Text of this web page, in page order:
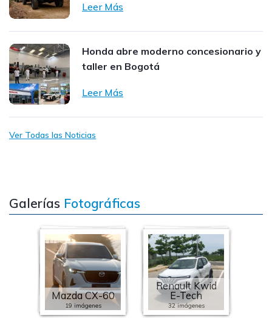
Leer Más
Honda abre moderno concesionario y
taller en Bogotá
Leer Más
Ver Todas las Noticias
Galerías Fotográficas
Mazda CX-60
19 imágenes
Renault Kwid
E-Tech
32 imágenes